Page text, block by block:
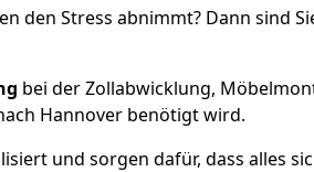
den Stress abnimmt? Dann sind
bei der Zollabwicklung,
Hannover benötigt wird.
und sorgen dafür, dass alles